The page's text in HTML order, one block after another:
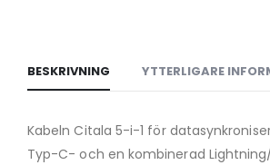
BESKRIVNING YTTERLIGARE
Kabeln Citala 5-i-1 för
Typ-C- och en kombinerad